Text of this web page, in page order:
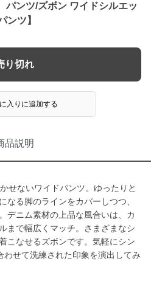
ンツ/ズボン ワイドシルエッ
ンツ】
り切れ
入りに追加する
品説明
せないワイドパンツ。ゆったりと
なる脚のラインをカバーしつつ、
デニム素材の上品な風合いは、カ
まで幅広くマッチ。さまざまなシ
こなせるズボンです。気軽にシン
せて洗練された印象を演出してみ